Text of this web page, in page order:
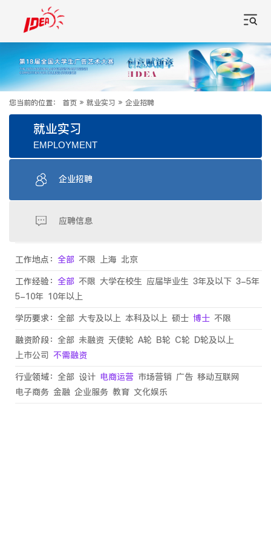
您当前的位置： 首页 » 就业实习 » 企业招聘
就业实习
EMPLOYMENT
企业招聘
应聘信息
工作地点： 全部 不限 上海 北京
工作经验： 全部 不限 大学在校生 应届毕业生 3年及以下 3-5年
5-10年 10年以上
学历要求： 全部 大专及以上 本科及以上 硕士 博士 不限
融资阶段： 全部 未融资 天使轮 A轮 B轮 C轮 D轮及以上
上市公司 不需融资
行业领域： 全部 设计 电商运营 市场营销 广告 移动互联网
电子商务 金融 企业服务 教育 文化娱乐